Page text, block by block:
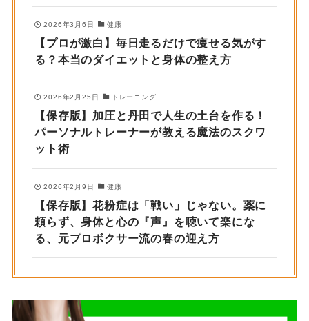
2026年3月6日 健康
【プロが激白】毎日走るだけで痩せる気がす
る？本当のダイエットと身体の整え方
2026年2月25日 トレーニング
【保存版】加圧と丹田で人生の土台を作る！
パーソナルトレーナーが教える魔法のスクワ
ット術
2026年2月9日 健康
【保存版】花粉症は「戦い」じゃない。薬に
頼らず、身体と心の『声』を聴いて楽にな
る、元プロボクサー流の春の迎え方